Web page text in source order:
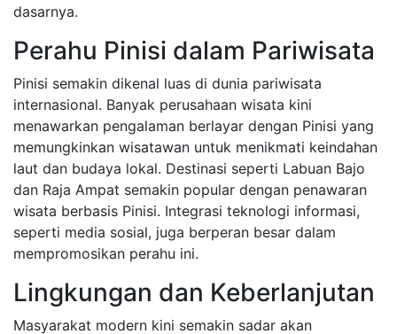
dasarnya.
Perahu Pinisi dalam Pariwisata
Pinisi semakin dikenal luas di dunia pariwisata
internasional. Banyak perusahaan wisata kini
menawarkan pengalaman berlayar dengan Pinisi yang
memungkinkan wisatawan untuk menikmati keindahan
laut dan budaya lokal. Destinasi seperti Labuan Bajo
dan Raja Ampat semakin popular dengan penawaran
wisata berbasis Pinisi. Integrasi teknologi informasi,
seperti media sosial, juga berperan besar dalam
mempromosikan perahu ini.
Lingkungan dan Keberlanjutan
Masyarakat modern kini semakin sadar akan